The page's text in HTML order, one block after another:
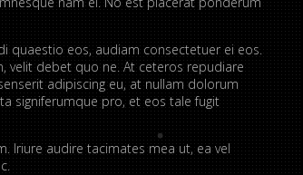
quaestio eos, audiam consectetuer ei eos.
velit debet quo ne. At ceteros repudiare
adipiscing eu, at nullam dolorum
signiferumque pro, et eos tale fugit
Iriure audire tacimates mea ut, ea vel